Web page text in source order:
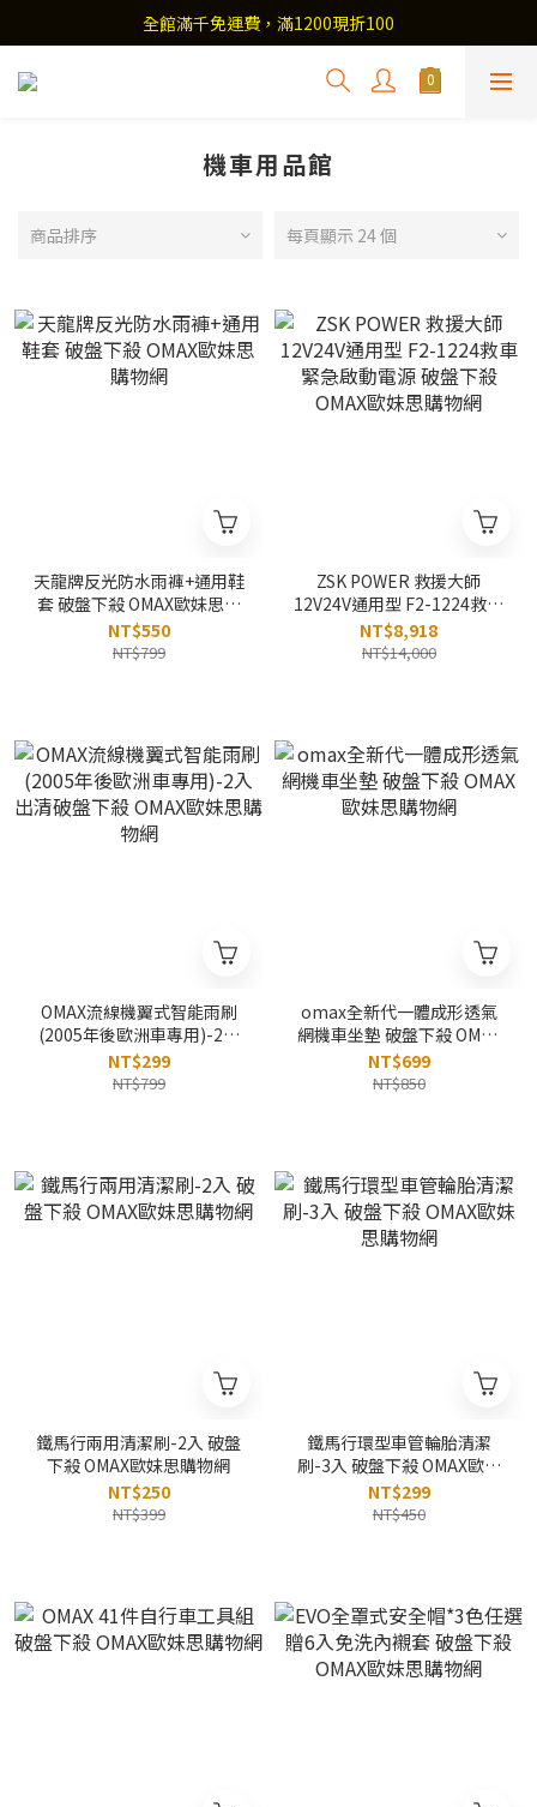
全館滿千免運費，滿1200現折100
機車用品館
商品排序 每頁顯示 24 個
天龍牌反光防水雨褲+通用鞋
套 破盤下殺 OMAX歐妹思購
物網
NT$550
NT$799
ZSK POWER 救援大師
12V24V通用型​ F2-1224救車
緊急啟動電源 破盤下殺
OMAX歐妹思購物網
NT$8,918
NT$14,000
OMAX流線機翼式智能雨刷
(2005年後歐洲車專用)-2入
出清破盤下殺 OMAX歐妹思
購物網
NT$299
NT$799
omax全新代一體成形透氣
網機車坐墊 破盤下殺 OMAX
歐妹思購物網
NT$699
NT$850
鐵馬行兩用清潔刷-2入 破盤
下殺 OMAX歐妹思購物網
NT$250
NT$399
鐵馬行環型車管輪胎清潔
刷-3入 破盤下殺 OMAX歐妹
思購物網
NT$299
NT$450